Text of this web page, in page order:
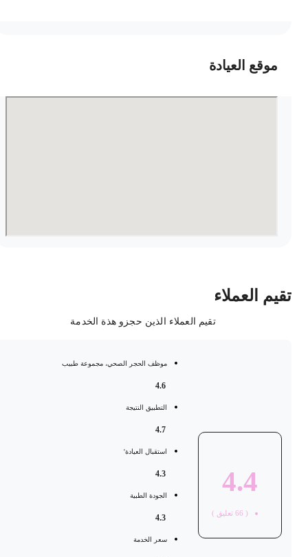
موقع العيادة
العملاء
تقيم العملاء الذين حجزو هذة الخدمة
4.4
66 تعليق )
موظف الحجر الصحي، مجموعة طبيب
التطبيق النتيجة
استقبال العيادة'
الجودة الطبية
سعر الخدمة